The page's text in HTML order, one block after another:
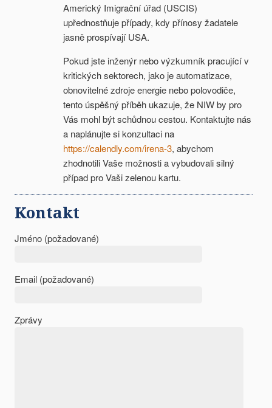
Americký Imigrační úřad (USCIS)
upřednostňuje případy, kdy přínosy žadatele
jasně prospívají USA.
Pokud jste inženýr nebo výzkumník pracující v
kritických sektorech, jako je automatizace,
obnovitelné zdroje energie nebo polovodiče,
tento úspěšný příběh ukazuje, že NIW by pro
Vás mohl být schůdnou cestou. Kontaktujte nás
a naplánujte si konzultaci na
https://calendly.com/irena-3, abychom
zhodnotili Vaše možnosti a vybudovali silný
případ pro Vaši zelenou kartu.
Kontakt
Jméno (požadované)
Email (požadované)
Zprávy